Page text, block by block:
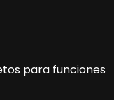
para funciones